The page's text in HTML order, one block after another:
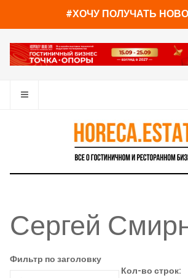
#ХОЧУ ПОЛУЧАТЬ
Сергей
Фильтр по заголовку
Кол-во строк: